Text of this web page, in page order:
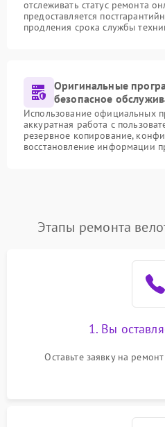
отслеживать статус ремонта
предоставляется
продления срока службы
Оригинальные
безопасное
Использование официальных
аккуратная работа с
резервное копирование,
восстановление информации
Этапы ремонта
1. Вы
Оставьте заявку на